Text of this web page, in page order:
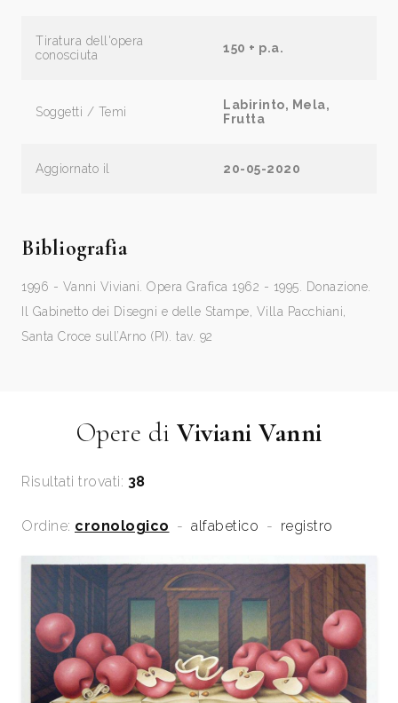
Tiratura dell'opera
conosciuta
150 + p.a.
Soggetti / Temi
Labirinto, Mela,
Frutta
Aggiornato il 20-05-2020
Bibliografia
1996 - Vanni Viviani. Opera Grafica 1962 - 1995. Donazione.
Il Gabinetto dei Disegni e delle Stampe, Villa Pacchiani,
Santa Croce sull’Arno (PI). tav. 92
Opere di Viviani Vanni
Risultati trovati: 38
Ordine: cronologico - alfabetico - registro